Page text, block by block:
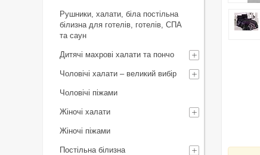
Рушники, халати, біла постільна
білизна для готелів, готелів, СПА
та саун
Дитячі махрові халати та пончо
Чоловічі халати – великий вибір
Чоловічі піжами
Жіночі халати
Жіночі піжами
Постільна білизна